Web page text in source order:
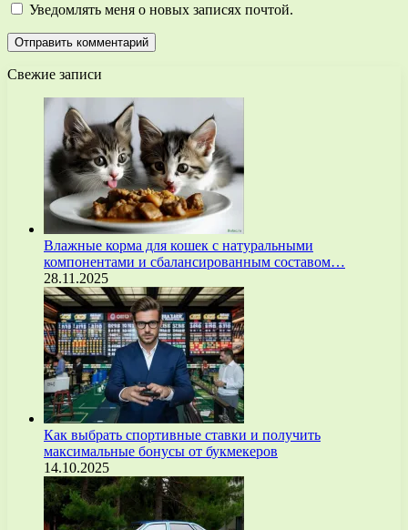
Уведомлять меня о новых записях почтой.
Свежие записи
Влажные корма для кошек с натуральными
компонентами и сбалансированным составом…
28.11.2025
Как выбрать спортивные ставки и получить
максимальные бонусы от букмекеров
14.10.2025